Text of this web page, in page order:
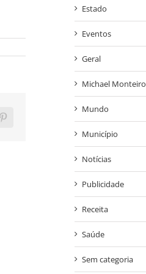
Pinterest
Estado
Eventos
Geral
Michael Monteiro
Mundo
Município
Notícias
Publicidade
Receita
Saúde
Sem categoria